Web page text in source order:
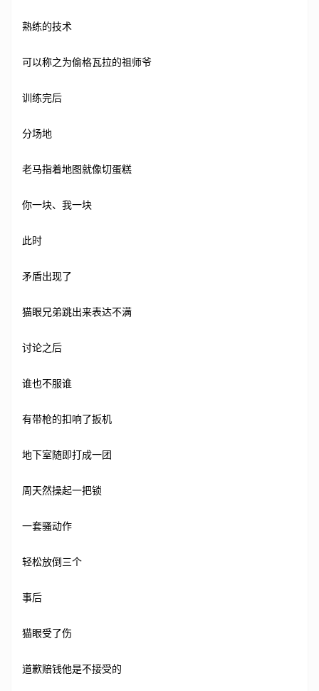
熟练的技术
可以称之为偷格瓦拉的祖师爷
训练完后
分场地
老马指着地图就像切蛋糕
你一块、我一块
此时
矛盾出现了
猫眼兄弟跳出来表达不满
讨论之后
谁也不服谁
有带枪的扣响了扳机
地下室随即打成一团
周天然操起一把锁
一套骚动作
轻松放倒三个
事后
猫眼受了伤
道歉赔钱他是不接受的